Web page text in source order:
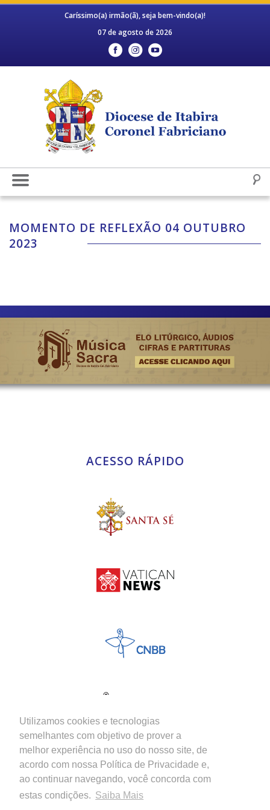
Utilizamos cookies e tecnologias
semelhantes com objetivo de prover a
melhor experiência no uso do nosso site, de
acordo com nossa Política de Privacidade e,
ao continuar navegando, você concorda com
estas condições. Saiba Mais
Caríssimo(a) irmão(ã), seja bem-vindo(a)!
07 de agosto de 2026
MOMENTO DE REFLEXÃO 04 OUTUBRO
2023
ACESSO RÁPIDO